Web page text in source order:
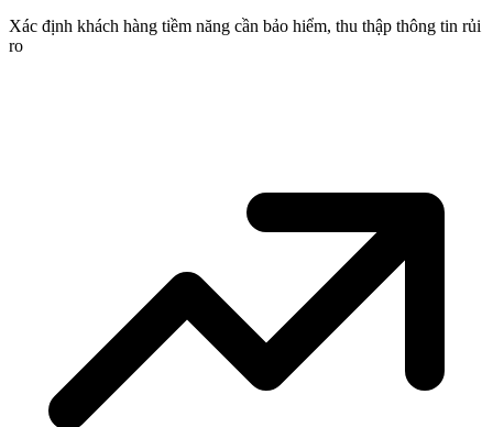
Xác định khách hàng tiềm năng cần bảo hiểm, thu thập thông tin rủi
ro